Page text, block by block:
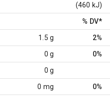
(460 kJ)
% DV*
1.5 g 2%
0 g 0%
0 g
0 mg 0%